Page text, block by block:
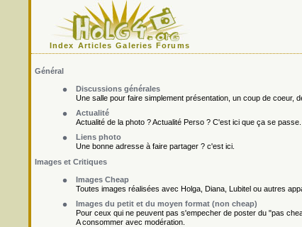
Index Articles Galeries Forums
Général
Discussions générales
Une salle pour faire simplement présentation, un coup de coeur,
Actualité
Actualité de la photo ? Actualité Perso ? C'est ici que ça se passe.
Liens photo
Une bonne adresse à faire partager ? c'est ici.
Images et Critiques
Images Cheap
Toutes images réalisées avec Holga, Diana, Lubitel ou autres
Images du petit et du moyen format (non cheap)
Pour ceux qui ne peuvent pas s'empecher de poster du "pas
A consommer avec modération.